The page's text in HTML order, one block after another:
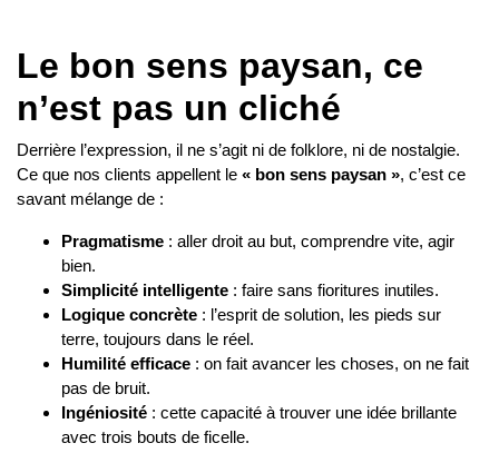
Le bon sens paysan, ce
n’est pas un cliché
Derrière l’expression, il ne s’agit ni de folklore, ni de nostalgie.
Ce que nos clients appellent le « bon sens paysan », c’est ce
savant mélange de :
Pragmatisme : aller droit au but, comprendre vite, agir
bien.
Simplicité intelligente : faire sans fioritures inutiles.
Logique concrète : l’esprit de solution, les pieds sur
terre, toujours dans le réel.
Humilité efficace : on fait avancer les choses, on ne fait
pas de bruit.
Ingéniosité : cette capacité à trouver une idée brillante
avec trois bouts de ficelle.